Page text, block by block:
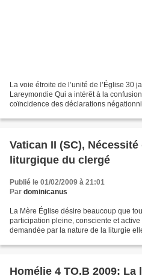
La voie étroite de l’unité de l’Église 30
Lareymondie Qui a intérêt à la
coïncidence des déclarations
Vatican II (SC),
liturgique du clergé
Publié le 01/02/2009 à 21:01
Par dominicanus
La Mère Église désire beaucoup que
participation pleine, consciente et
demandée par la nature de la liturgie
Homélie 4 TO.B 2009: